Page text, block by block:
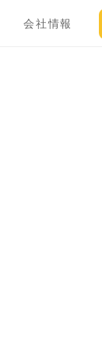
会社情報